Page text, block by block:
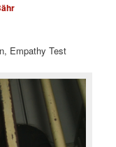
Empathy Test